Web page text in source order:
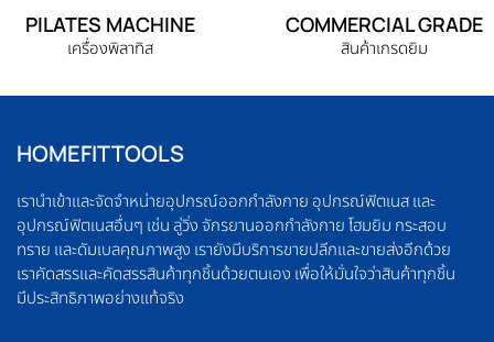
PILATES MACHINE
เครื่องพิลาทิส
COMMERCIAL GRADE
สินค้าเกรดยิม
HOMEFITTOOLS
เรานำเข้าและจัดจำหน่ายอุปกรณ์ออกกำลังกาย อุปกรณ์ฟิตเนส และ
อุปกรณ์ฟิตเนสอื่นๆ เช่น ลู่วิ่ง จักรยานออกกำลังกาย โฮมยิม กระสอบ
ทราย และดัมเบลคุณภาพสูง เรายังมีบริการขายปลีกและขายส่งอีกด้วย
เราคัดสรรและคัดสรรสินค้าทุกชิ้นด้วยตนเอง เพื่อให้มั่นใจว่าสินค้าทุกชิ้น
มีประสิทธิภาพอย่างแท้จริง